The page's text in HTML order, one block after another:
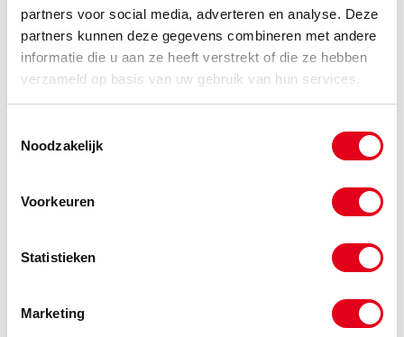
partners voor social media, adverteren en analyse. Deze
partners kunnen deze gegevens combineren met andere
informatie die u aan ze heeft verstrekt of die ze hebben
verzameld op basis van uw gebruik van hun services.
Noodzakelijk
Voorkeuren
Statistieken
Marketing
-
Tandschijf-36-T05-26 Tandriemschijf Alu. T5 z26-b36